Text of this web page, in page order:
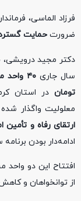
فرزاد الماسی،
ضرورت حمایت
دکتر مجید درویشی،
سال جاری۴۰ واحد مسکن ویژه معلولین
تومان در استان
معلولیت واگذار
ارتقای رفاه و تأمین
ادامه‌دار بودن
افتتاح این دو
از توانخواهان و